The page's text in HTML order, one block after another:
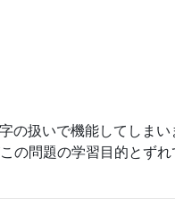
扱いで機能してしまい
の問題の学習目的とずれ